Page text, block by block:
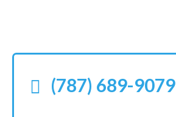
(787) 689-9079